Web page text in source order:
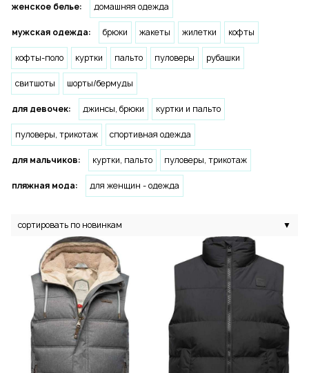
женское белье: домашняя одежда
мужская одежда: брюки жакеты жилетки кофты
кофты-поло куртки пальто пуловеры рубашки
свитшоты шорты/бермуды
для девочек: джинсы, брюки куртки и пальто
пуловеры, трикотаж спортивная одежда
для мальчиков: куртки, пальто пуловеры, трикотаж
пляжная мода: для женщин - одежда
сортировать по новинкам ▼